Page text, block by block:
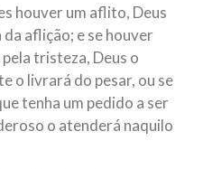
houver um aflito, Deus
aflição; e se houver
tristeza, Deus o
o livrará do pesar, ou se
tenha um pedido a ser
o atenderá naquilo